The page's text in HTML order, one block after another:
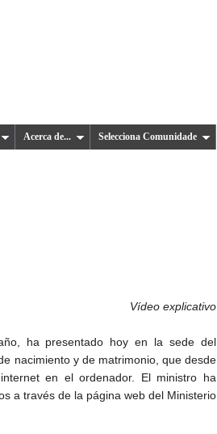
Acerca de... Selecciona Comunidade
Vídeo explicativo
ha presentado hoy en la sede del
nacimiento y de matrimonio, que desde
en el ordenador. El ministro ha
a través de la página web del Ministerio